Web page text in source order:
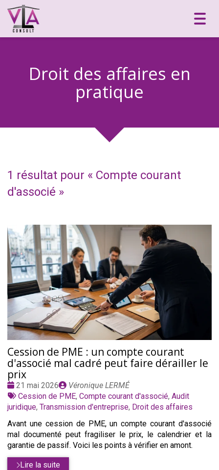
Droit des affaires en
pratique
1 résultat pour « Compte courant
d'associé »
Cession de PME : un compte courant
d'associé mal cadré peut faire dérailler le
prix
Date
:
21 mai 2026
Publié
par
Véronique LERMÉ
Tags
:
Cession de PME, Compte courant d'associé, Audit
juridique, Transmission d'entreprise, Droit des affaires
Avant une cession de PME, un compte courant d'associé
mal documenté peut fragiliser le prix, le calendrier et la
garantie de passif. Voici les points à vérifier en amont.
Lire la suite